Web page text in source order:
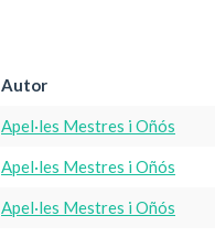
Autor
Apel·les Mestres i Oñós
Apel·les Mestres i Oñós
Apel·les Mestres i Oñós